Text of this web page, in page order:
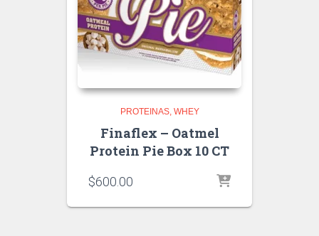
PROTEINAS WHEY
Finaflex – Oatmel
Protein Pie Box 10 CT
$600.00